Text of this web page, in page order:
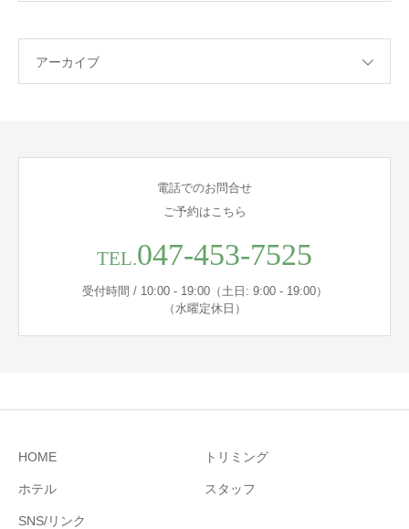
アーカイブ
電話でのお問合せ
ご予約はこちら
TEL.047-453-7525
受付時間 / 10:00 - 19:00（土日: 9:00 - 19:00）
（水曜定休日）
HOME トリミング
ホテル スタッフ
SNS/リンク